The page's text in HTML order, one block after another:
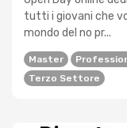
tutti i giovani che
mondo del no pr...
Master
Terzo Settore